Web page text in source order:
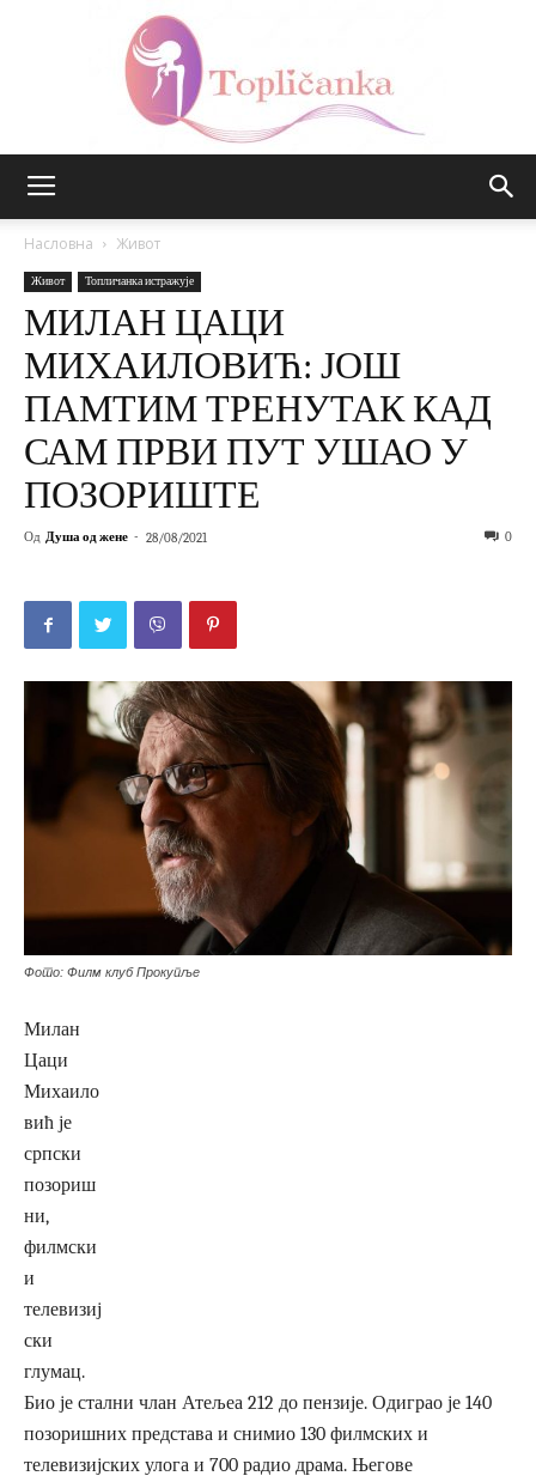
Насловна Живот
Живот Топличанка истражује
МИЛАН ЦАЦИ
МИХАИЛОВИЋ: ЈОШ
ПАМТИМ ТРЕНУТАК КАД
САМ ПРВИ ПУТ УШАО У
ПОЗОРИШТЕ
Од Душа од жене - 28/08/2021 0
Фото: Филм клуб Прокупље
Милан
Цаци
Михаило
вић је
српски
позориш
ни,
филмски
и
телевизиј
ски
глумац.
Био је стални члан Атељеа 212 до пензије. Одиграо је 140
позоришних представа и снимио 130 филмских и
телевизијских улога и 700 радио драма. Његове